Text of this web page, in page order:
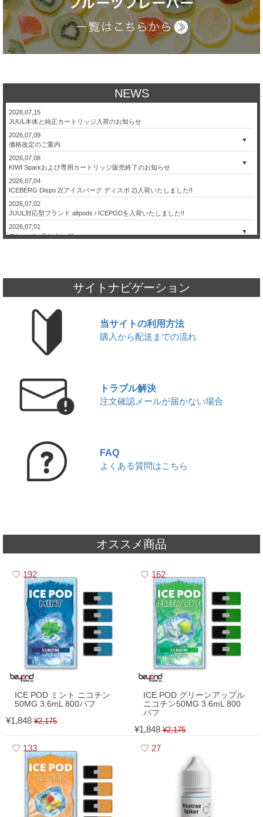
NEWS
2026,07,15
JUUL本体と純正カートリッジ入荷のお知らせ
▼
2026,07,09
価格改定のご案内
▼
2026,07,08
KIWI Sparkおよび専用カートリッジ販売終了のお知らせ
2026,07,04
ICEBERG Dispo 2(アイスバーグ ディスポ 2)入荷いたしました!!
2026,07,02
JUUL対応型ブランド altpods / ICEPODを入荷いたしました!!
▼
2026,07,01
フレーバーランキング
JUUL本体と純正カートリッジ入荷のお知らせ
2026,06,17
ICEBERG Dispo 2(アイスバーグ ディスポ 2)入荷いたしました!!
2026,06,13
JUUL対応型ブランド altpods / ICEPODを入荷いたしました!!
2026,05,29
【本日限定】ワールドカップ開催記念セール第2弾
2026,05,27
【5/22限定】ワールドカップ開催記念セール｜対象商品20%OFF
2026,05,20
使い捨て電子タバコ7DAZE EGGE(エギー)入荷いたしました!!
2026,05,16
JUUL対応型ブランド altpods / ICEPODを入荷いたしました!!
サイトナビゲーション
当サイトの利用方法
購入から配送までの流れ
トラブル解決
注文確認メールが届かない場合
FAQ
よくある質問はこちら
オススメ商品
192
ICE POD ミント ニコチン
50MG 3.6mL 800パフ
¥1,848 ¥2,175
162
ICE POD グリーンアップル
ニコチン50MG 3.6mL 800
パフ
¥1,848 ¥2,175
133 27